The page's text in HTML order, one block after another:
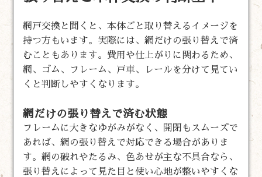
網戸交換と聞くと、本体ごと取り替えるイメージを
持つ方もいます。実際には、網だけの張り替えで済
むこともあります。費用や仕上がりに関わるため、
網、ゴム、フレーム、戸車、レールを分けて見てい
くと判断しやすくなります。
網だけの張り替えで済む状態
フレームに大きなゆがみがなく、開閉もスムーズで
あれば、網の張り替えで対応できる場合がありま
す。網の破れやたるみ、色あせが主な不具合なら、
張り替えによって見た目と使い心地が整いやすくな